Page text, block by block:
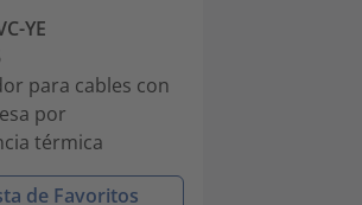
YE
para cables con
por
térmica
de Favoritos